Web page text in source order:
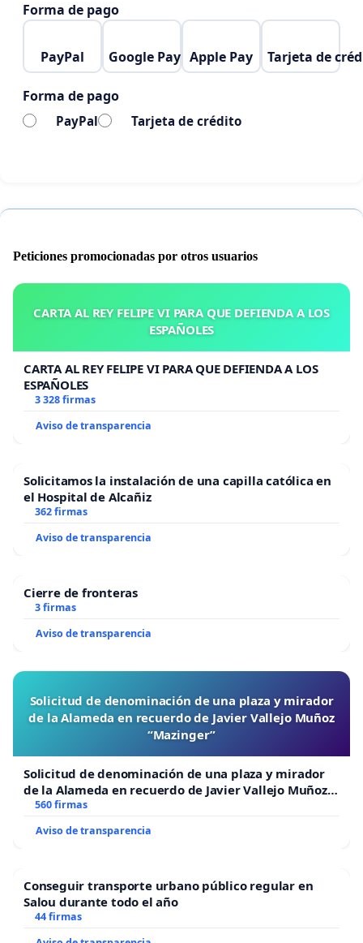
Forma de pago
PayPal Google Pay Apple Pay Tarjeta de
Forma de pago
PayPal Tarjeta de crédito
Peticiones promocionadas por otros usuarios
CARTA AL REY FELIPE VI PARA QUE DEFIENDA A LOS
ESPAÑOLES
CARTA AL REY FELIPE VI PARA QUE DEFIENDA A LOS
ESPAÑOLES
3 328 firmas
Aviso de transparencia
Solicitamos la instalación de una capilla católica en
el Hospital de Alcañiz
362 firmas
Aviso de transparencia
Cierre de fronteras
3 firmas
Aviso de transparencia
Solicitud de denominación de una plaza y mirador
de la Alameda en recuerdo de Javier Vallejo Muñoz
“Mazinger”
Solicitud de denominación de una plaza y mirador
de la Alameda en recuerdo de Javier Vallejo Muñoz
“Mazinger”
560 firmas
Aviso de transparencia
Conseguir transporte urbano público regular en
Salou durante todo el año
44 firmas